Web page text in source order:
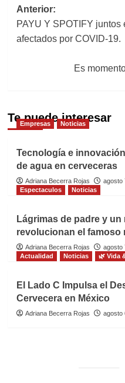
Navegación
de
entradas
Anterior:
PAYU Y SPOTIFY juntos
afectados por COVID-19.
Es
Te puede interesar
Empresas Noticias
Tecnología e
de agua en cerveceras
Adriana Becerra Rojas agosto
Espectaculos
Noticias
Lágrimas de padre y
revolucionan el famoso
Adriana Becerra Rojas agosto
Actualidad
Noticias 🌿 Vida
El Lado C Impulsa el
Cervecera en México
Adriana Becerra Rojas agosto